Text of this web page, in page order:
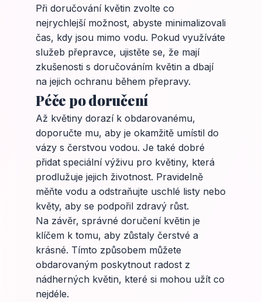
Při doručování květin zvolte co
nejrychlejší možnost, abyste minimalizovali
čas, kdy jsou mimo vodu. Pokud využíváte
služeb přepravce, ujistěte se, že mají
zkušenosti s doručováním květin a dbají
na jejich ochranu během přepravy.
Péče po doručení
Až květiny dorazí k obdarovanému,
doporučte mu, aby je okamžitě umístil do
vázy s čerstvou vodou. Je také dobré
přidat speciální výživu pro květiny, která
prodlužuje jejich životnost. Pravidelně
měňte vodu a odstraňujte uschlé listy nebo
květy, aby se podpořil zdravý růst.
Na závěr, správné doručení květin je
klíčem k tomu, aby zůstaly čerstvé a
krásné. Tímto způsobem můžete
obdarovaným poskytnout radost z
nádherných květin, které si mohou užít co
nejdéle.